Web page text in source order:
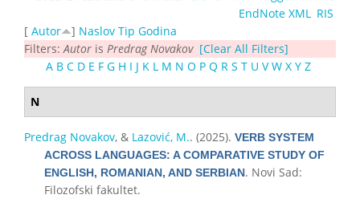
EndNote XML
RIS
[ Autor ] Naslov Tip Godina
Filters: Autor is Predrag Novakov [Clear All Filters]
A B C D E F G H I J K L M N O P Q R S T U V W X Y Z
N
Predrag Novakov, & Lazović, M.. (2025). VERB SYSTEM
ACROSS LANGUAGES: A COMPARATIVE STUDY OF
ENGLISH, ROMANIAN, AND SERBIAN. Novi Sad:
Filozofski fakultet.